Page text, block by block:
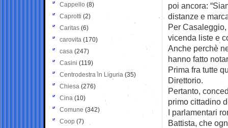
poi ancora:
distanze e
Per
vicenda liste e
Anche perchè
hanno fatto
Prima fra tutte
Direttorio.
Pertanto,
primo cittadino
I parlamentari
Battista, che
Cappello (8)
Caprotti (2)
Caritas (6)
carovita (170)
casa (247)
Casini (119)
Centrodestra in Liguria (35)
Chiesa (276)
Cina (10)
Comune (342)
Coop (7)